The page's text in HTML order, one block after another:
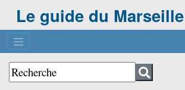
Le guide du